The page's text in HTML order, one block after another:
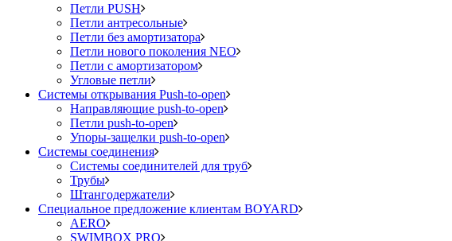
Петли PUSH
Петли антресольные
Петли без амортизатора
Петли нового поколения NEO
Петли с амортизатором
Угловые петли
Системы открывания Push-to-open
Направляющие push-to-open
Петли push-to-open
Упоры-защелки push-to-open
Системы соединения
Системы соединителей для труб
Трубы
Штангодержатели
Специальное предложение клиентам BOYARD
AERO
SWIMBOX PRO